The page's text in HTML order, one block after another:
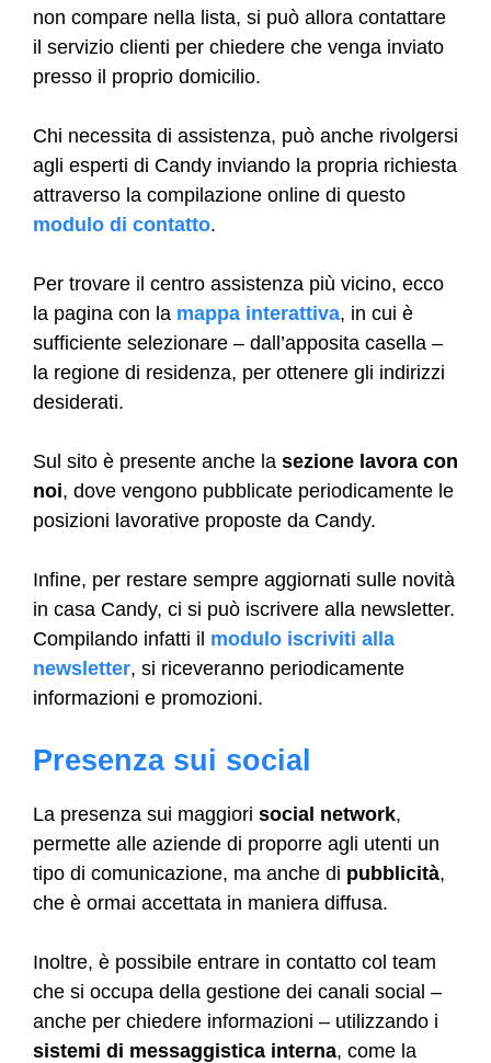
non compare nella lista, si può allora contattare
il servizio clienti per chiedere che venga inviato
presso il proprio domicilio.
Chi necessita di assistenza, può anche rivolgersi
agli esperti di Candy inviando la propria richiesta
attraverso la compilazione online di questo
modulo di contatto.
Per trovare il centro assistenza più vicino, ecco
la pagina con la mappa interattiva, in cui è
sufficiente selezionare – dall’apposita casella –
la regione di residenza, per ottenere gli indirizzi
desiderati.
Sul sito è presente anche la sezione lavora con
noi, dove vengono pubblicate periodicamente le
posizioni lavorative proposte da Candy.
Infine, per restare sempre aggiornati sulle novità
in casa Candy, ci si può iscrivere alla newsletter.
Compilando infatti il modulo iscriviti alla
newsletter, si riceveranno periodicamente
informazioni e promozioni.
Presenza sui social
La presenza sui maggiori social network,
permette alle aziende di proporre agli utenti un
tipo di comunicazione, ma anche di pubblicità,
che è ormai accettata in maniera diffusa.
Inoltre, è possibile entrare in contatto col team
che si occupa della gestione dei canali social –
anche per chiedere informazioni – utilizzando i
sistemi di messaggistica interna, come la